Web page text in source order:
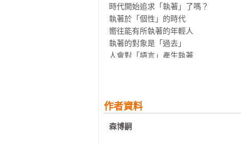
◎對某種事物有所執著，起初往往是沒
自然的判斷，正因如此，就對其他選
偏離這份執著時而踩煞車的力道，也會
◎從小就很擅長，並受到周遭肯定，父
連自己都沒有意識到的束縛。人們對
◎車輛行駛在沒有鋪裝的路面上，車
題的思路。
◎要維持不受限於特定方向，能孕育
思考的是什麼」；接著還要有意識地
時代開始追求「執著」了嗎？
執著於「個性」的時代
嚮往能有所執著的年輕人
執著的對象是「過去」
人會對「語言」產生執著
「執著」只是「感性」的反應
作者資料
森博嗣